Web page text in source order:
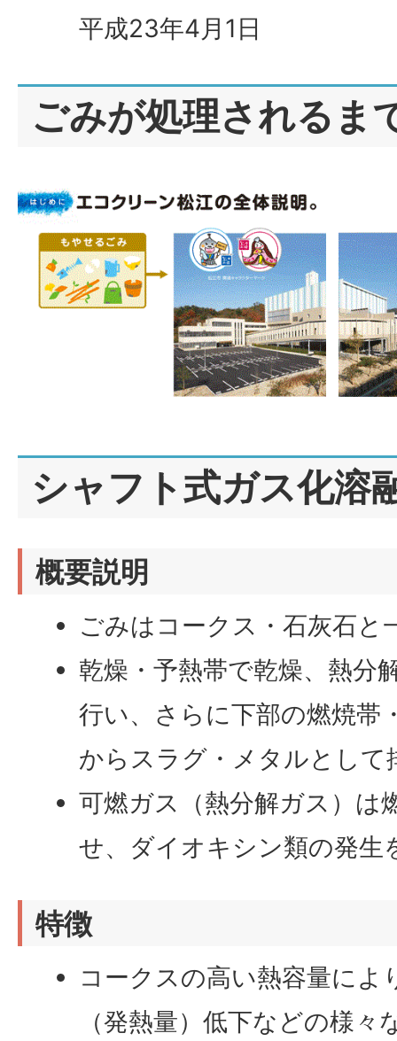
平成23年4月1日
ごみが処理されるま
シャフト式ガス化溶
概要説明
ごみはコークス・石灰石と
乾燥・予熱帯で乾燥、熱分
行い、さらに下部の燃焼帯
からスラグ・メタルとして
可燃ガス（熱分解ガス）は
せ、ダイオキシン類の発生
特徴
コークスの高い熱容量によ
（発熱量）低下などの様